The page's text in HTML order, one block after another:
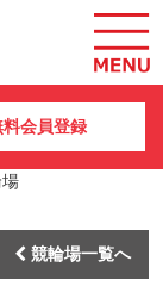
料会員登録
競輪場一覧へ